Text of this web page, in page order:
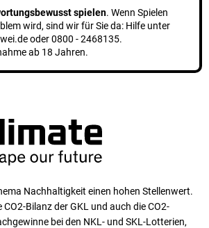
spielen. Wenn Spielen
wird, sind wir für Sie da: Hilfe unter
oder0800 - 2468135.
ab 18 Jahren.
Nachhaltigkeit einen ho­hen Stellen­wert.
Bilanz der GKL und auch die CO2-
bei den NKL- und SKL-Lotterien,